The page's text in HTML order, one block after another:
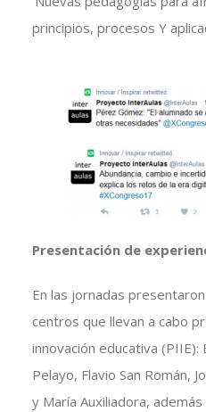
principios, procesos Y
Presentación de
En las jornadas
centros que llevan a cabo
innovación educativa (PIIE):
Pelayo, Flavio San Román,
y María Auxiliadora,